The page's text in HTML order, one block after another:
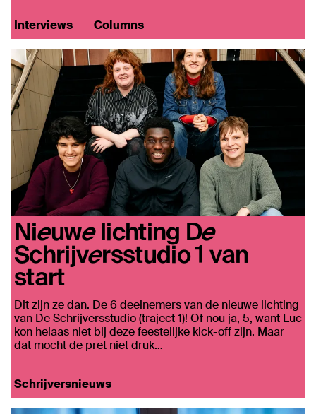
Interviews Columns
Nieuwe lichting De
Schrijversstudio 1 van
start
Dit zijn ze dan. De 6 deelnemers van de nieuwe lichting
van De Schrijversstudio (traject 1)! Of nou ja, 5, want Luc
kon helaas niet bij deze feestelijke kick-off zijn. Maar
dat mocht de pret niet druk…
Schrijversnieuws